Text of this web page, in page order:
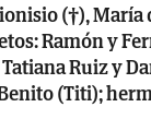
(†), María
Ramón y
Ruiz y
(Titi);